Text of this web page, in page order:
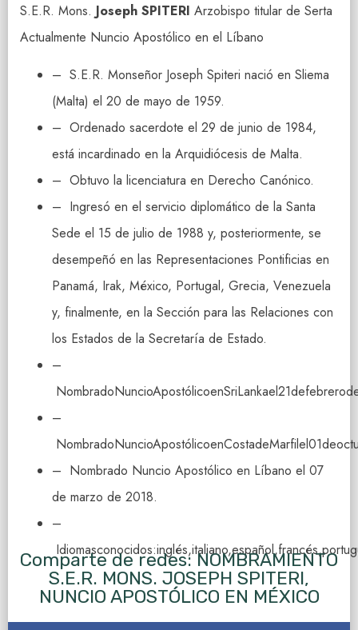
S.E.R. Mons. Joseph SPITERI Arzobispo titular de Serta
Actualmente Nuncio Apostólico en el Líbano
– S.E.R. Monseñor Joseph Spiteri nació en Sliema
(Malta) el 20 de mayo de 1959.
– Ordenado sacerdote el 29 de junio de 1984,
está incardinado en la Arquidiócesis de Malta.
– Obtuvo la licenciatura en Derecho Canónico.
– Ingresó en el servicio diplomático de la Santa
Sede el 15 de julio de 1988 y, posteriormente, se
desempeñó en las Representaciones Pontificias en
Panamá, Irak, México, Portugal, Grecia, Venezuela
y, finalmente, en la Sección para las Relaciones con
los Estados de la Secretaría de Estado.
–
–
– Nombrado Nuncio Apostólico en Líbano el 07
de marzo de 2018.
–
Comparte de redes: NOMBRAMIENTO
S.E.R. MONS. JOSEPH SPITERI,
NUNCIO APOSTÓLICO EN MÉXICO